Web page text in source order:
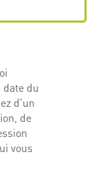
du
d'un
de
vous